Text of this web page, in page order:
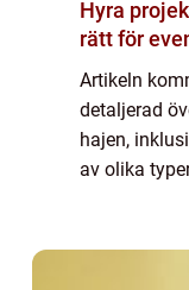
Hyra projektor i
rätt för
Artikeln
detaljerad
hajen,
av olika